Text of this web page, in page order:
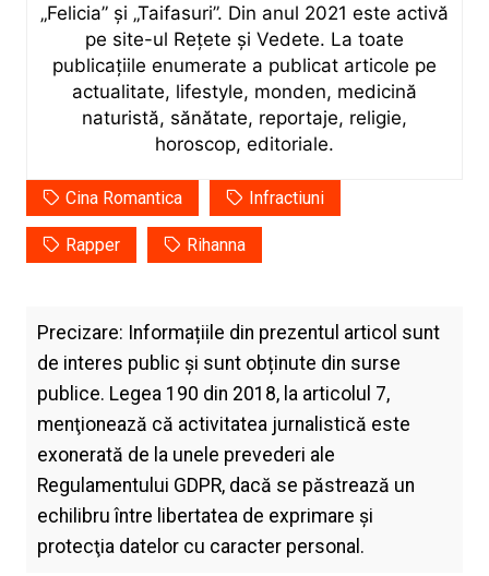
„Felicia” și „Taifasuri”. Din anul 2021 este activă
pe site-ul Rețete și Vedete. La toate
publicațiile enumerate a publicat articole pe
actualitate, lifestyle, monden, medicină
naturistă, sănătate, reportaje, religie,
horoscop, editoriale.
Cina Romantica Infractiuni
Rapper Rihanna
Precizare: Informațiile din prezentul articol sunt
de interes public și sunt obținute din surse
publice. Legea 190 din 2018, la articolul 7,
menţionează că activitatea jurnalistică este
exonerată de la unele prevederi ale
Regulamentului GDPR, dacă se păstrează un
echilibru între libertatea de exprimare şi
protecţia datelor cu caracter personal.